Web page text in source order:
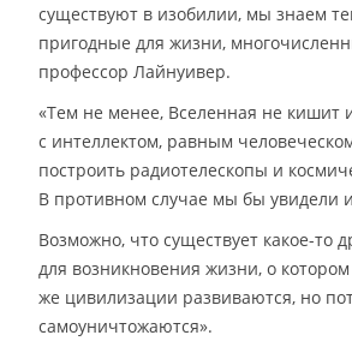
существуют в изобилии, мы знаем
пригодные для жизни,
профессор Лайнуивер.
«Тем не менее, Вселенная не кишит
с интеллектом, равным
построить радиотелескопы и
В противном случае мы бы увидели
Возможно, что существует какое-то
для возникновения жизни, о
же цивилизации развиваются, но
самоуничтожаются».